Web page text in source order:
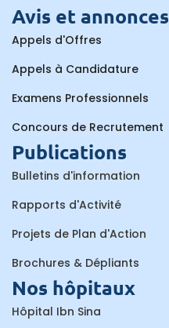
Avis et annonces
Appels d'Offres
Appels à Candidature
Examens Professionnels
Concours de Recrutement
Publications
Bulletins d'information
Rapports d'Activité
Projets de Plan d'Action
Brochures & Dépliants
Nos hôpitaux
Hôpital Ibn Sina